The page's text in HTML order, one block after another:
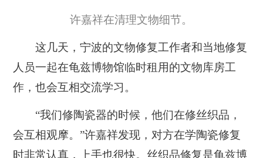
许嘉祥在清理文物细节。
这几天，宁波的文物修复工作者和当地修复
人员一起在龟兹博物馆临时租用的文物库房工
作，也会互相交流学习。
“我们修陶瓷器的时候，他们在修丝织品，
会互相观摩。”许嘉祥发现，对方在学陶瓷修复
时非常认真，上手也很快。丝织品修复是龟兹博